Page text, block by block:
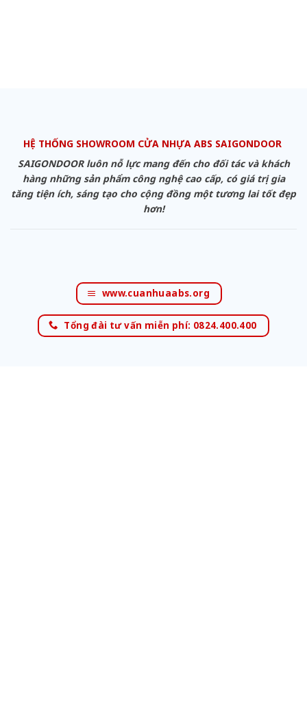
HỆ THỐNG SHOWROOM CỬA NHỰA ABS SAIGONDOOR
SAIGONDOOR luôn nỗ lực mang đến cho đối tác và khách
hàng những sản phẩm công nghệ cao cấp, có giá trị gia
tăng tiện ích, sáng tạo cho cộng đồng một tương lai tốt đẹp
hơn!
www.cuanhuaabs.org
Tổng đài tư vấn miễn phí: 0824.400.400